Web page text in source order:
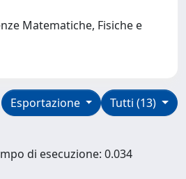
Matematiche, Fisiche e
Tutti (13)
Esportazione
di esecuzione: 0.034